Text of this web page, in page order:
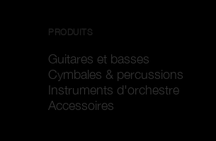
PRODUITS
Guitares et basses
Cymbales & percussions
Instruments d'orchestre
Accessoires